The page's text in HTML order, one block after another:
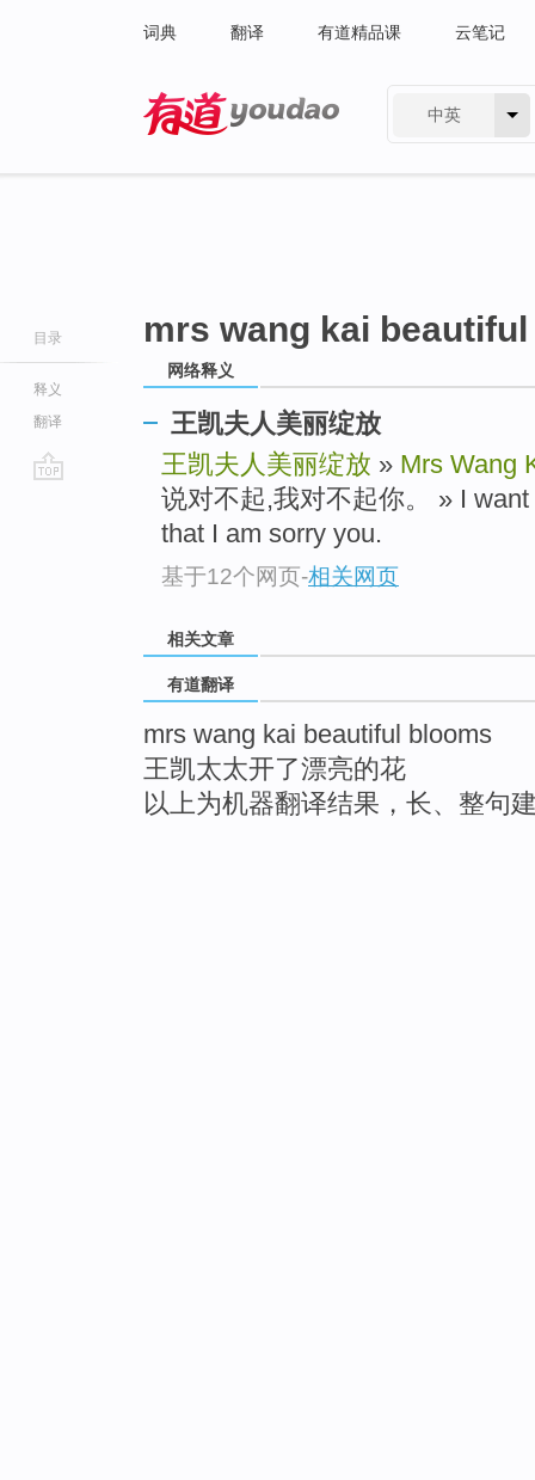
词典 翻译 有道精品课 云笔记
中英
目录
释义
翻译
mrs wang kai
网络释义
王凯夫人美丽绽放
王凯夫人美丽绽放 » Mrs Wang
说对不起,我对不起你。 » I
that I am sorry you.
基于12个网页-相关网页
相关文章
有道翻译
mrs wang kai beautiful blooms
王凯太太开了漂亮的花
以上为机器翻译结果，长、整句